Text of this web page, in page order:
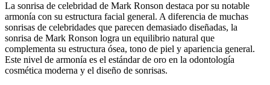
La sonrisa de celebridad de Mark Ronson destaca por su notable
armonía con su estructura facial general. A diferencia de muchas
sonrisas de celebridades que parecen demasiado diseñadas, la
sonrisa de Mark Ronson logra un equilibrio natural que
complementa su estructura ósea, tono de piel y apariencia general.
Este nivel de armonía es el estándar de oro en la odontología
cosmética moderna y el diseño de sonrisas.